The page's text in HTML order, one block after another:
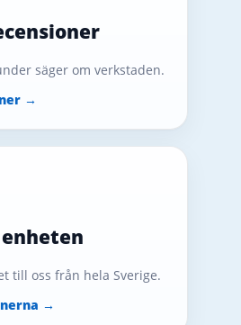
säger om verkstaden.
→
till oss från hela Sverige.
→